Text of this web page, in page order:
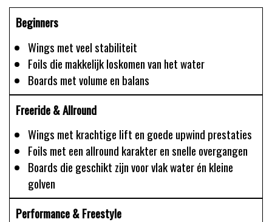
Beginners
Wings met veel stabiliteit
Foils die makkelijk loskomen van het water
Boards met volume en balans
Freeride & Allround
Wings met krachtige lift en goede upwind prestaties
Foils met een allround karakter en snelle overgangen
Boards die geschikt zijn voor vlak water én kleine
golven
Performance & Freestyle